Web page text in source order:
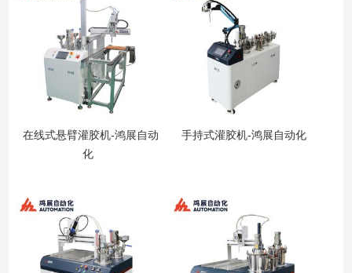
在线式悬臂灌胶机-鸿展自动
化
手持式灌胶机-鸿展自动化